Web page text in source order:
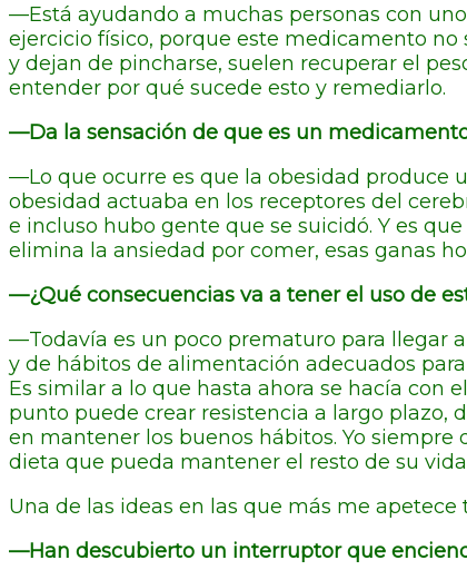
—Está ayudando a muchas personas con
ejercicio físico, porque este medicamento
y dejan de pincharse, suelen recuperar el
entender por qué sucede esto y remediarlo.
—Da la sensación de que es un
—Lo que ocurre es que la obesidad produce
obesidad actuaba en los receptores del
e incluso hubo gente que se suicidó. Y es
elimina la ansiedad por comer, esas ganas
—¿Qué consecuencias va a tener el uso de
—Todavía es un poco prematuro para llegar
y de hábitos de alimentación adecuados
Es similar a lo que hasta ahora se hacía con
punto puede crear resistencia a largo plazo,
en mantener los buenos hábitos. Yo
dieta que pueda mantener el resto de su
Una de las ideas en las que más me
—Han descubierto un interruptor que